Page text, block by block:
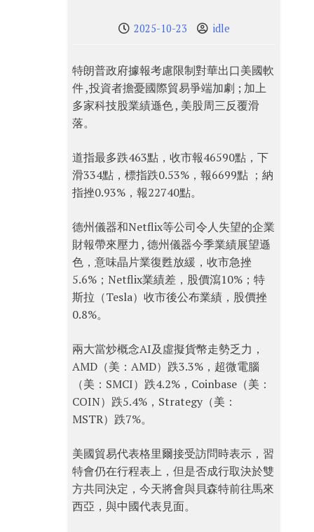
2025-10-23 idle
特朗普政府據報考慮限制對華出口美國軟
件 ,投資者擔憂國際貿易爭端加劇 ; 加上
多家科技股業績遜色 , 美股周三反覆滑
落。
道指最多跌463點，收市報46590點，下
滑334點，標指跌0.53%，報6699點 ；納
指挫0.93%，報22740點。
德州儀器和Netflix等公司令人失望的企業
財報帶來壓力 , 德州儀器今季業績展望遜
色，意味晶片業復甦放緩，收市急挫
5.6%；Netflix業績差，股價瀉10%；特
斯拉（Tesla）收市後公布業績，股價挫
0.8%。
兩大當炒概念AI及虛擬貨幣走勢乏力，
AMD（美：AMD）跌3.3%，超微電腦
（美：SMCI）跌4.2%，Coinbase（美：
COIN）跌5.4%，Strategy（美：
MSTR）跌7%。
美國貿易代表格里爾接受訪問時表示，習
特會仍在行程表上，但是否成行取決於雙
方共同決定，今天將會與貝森特前往馬來
西亞，與中國代表見面。